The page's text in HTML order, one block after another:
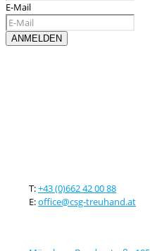
E-Mail
T:+43 (0)662 42 00 88
E:office@csg-treuhand.at